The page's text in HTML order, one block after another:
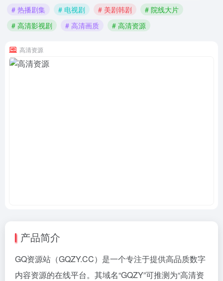
# 热播剧集
# 电视剧 # 美剧韩剧
# 院线大片
# 高清影视剧
# 高清画质 # 高清资源
高清资源
产品简介
GQ资源站（GQZY.CC）是一个专注于提供高品质数字
内容资源的在线平台。其域名“GQZY”可推测为“高清资